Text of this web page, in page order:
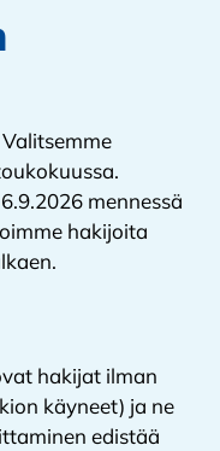
mennessä
hakijoita
hakijat ilman
käyneet) ja ne
edistää